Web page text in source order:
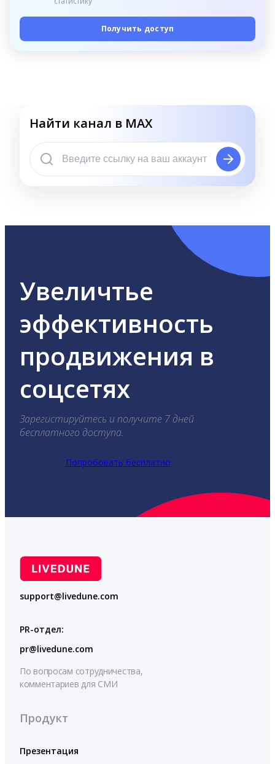
Получить доступ
Найти канал в MAX
Увеличтье
эффективность
продвижения в
соцсетях
Зарегистируйтесь и получите 7 дней
бесплатного доступа.
Попробовать бесплатно
support@livedune.com
PR-отдел:
pr@livedune.com
По вопросам сотрудничества,
комментариев для СМИ
Продукт
Презентация